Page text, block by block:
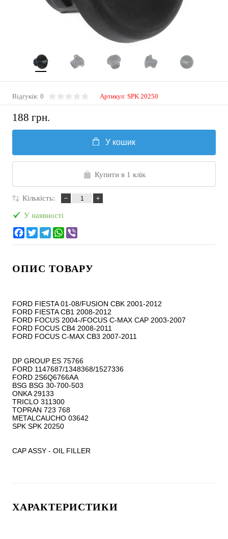
Відгуків: 0 Артикул: SPK 20250
188 грн.
У кошик
Купити в 1 клік
Кількість:
У наявності
ОПИС ТОВАРУ
FORD FIESTA 01-08/FUSION CBK 2001-2012
FORD FIESTA CB1 2008-2012
FORD FOCUS 2004-/FOCUS C-MAX CAP 2003-2007
FORD FOCUS CB4 2008-2011
FORD FOCUS C-MAX CB3 2007-2011
DP GROUP ES 75766
FORD 1147687/1348368/1527336
FORD 2S6Q6766AA
BSG BSG 30-700-503
ONKA 29133
TRICLO 311300
TOPRAN 723 768
METALCAUCHO 03642
SPK SPK 20250
CAP ASSY - OIL FILLER
ХАРАКТЕРИСТИКИ